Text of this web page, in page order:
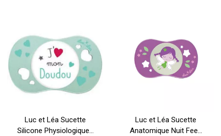
Luc et Léa Sucette
Silicone Physiologique...
Luc et Léa Sucette
Anatomique Nuit Fee...